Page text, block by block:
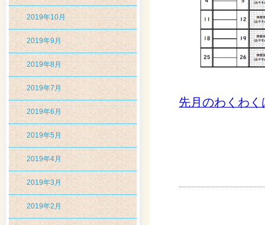
2019年10月
2019年9月
2019年8月
2019年7月
2019年6月
2019年5月
2019年4月
2019年3月
2019年2月
先月のわくわ